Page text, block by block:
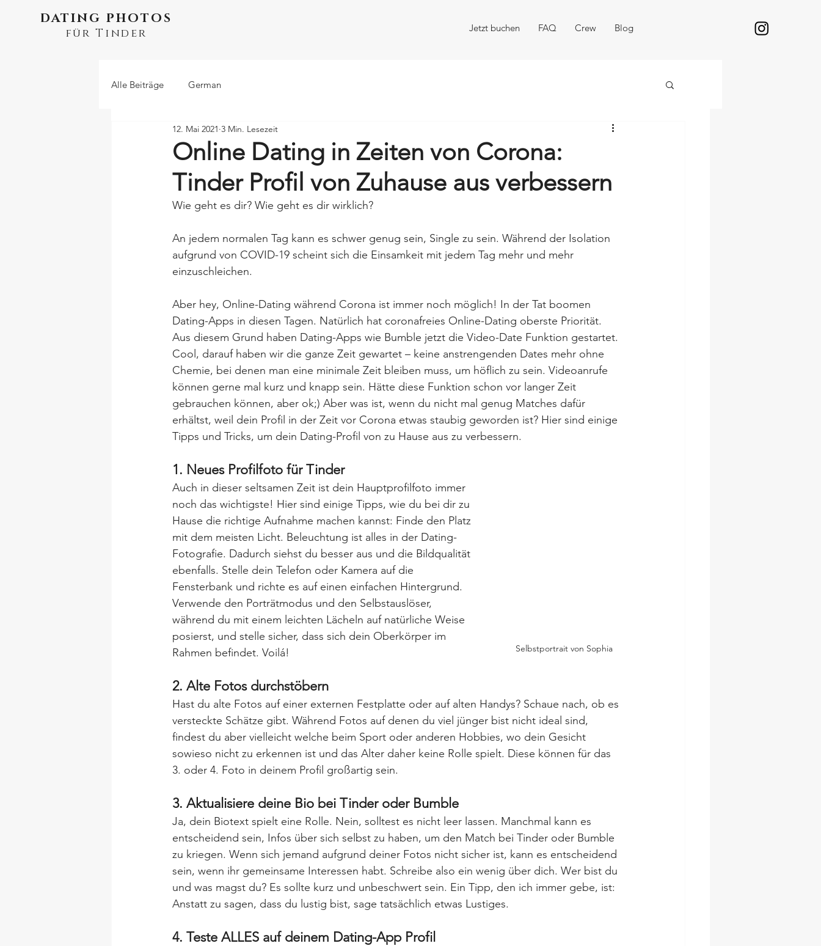
DATING PHOTOS
für Tinder Jetzt buchen FAQ Crew Blog
Alle Beiträge German
Online Dating in Zeiten von Corona:
Tinder Profil von Zuhause aus verbessern
12. Mai 2021 3 Min. Lesezeit
Wie geht es dir? Wie geht es dir wirklich?
An jedem normalen Tag kann es schwer genug sein, Single zu sein. Während der Isolation
aufgrund von COVID-19 scheint sich die Einsamkeit mit jedem Tag mehr und mehr
einzuschleichen.
Aber hey, Online-Dating während Corona ist immer noch möglich! In der Tat boomen
Dating-Apps in diesen Tagen. Natürlich hat coronafreies Online-Dating oberste Priorität.
Aus diesem Grund haben Dating-Apps wie Bumble jetzt die Video-Date Funktion gestartet.
Cool, darauf haben wir die ganze Zeit gewartet – keine anstrengenden Dates mehr ohne
Chemie, bei denen man eine minimale Zeit bleiben muss, um höflich zu sein. Videoanrufe
können gerne mal kurz und knapp sein. Hätte diese Funktion schon vor langer Zeit
gebrauchen können, aber ok;) Aber was ist, wenn du nicht mal genug Matches dafür
erhältst, weil dein Profil in der Zeit vor Corona etwas staubig geworden ist? Hier sind einige
Tipps und Tricks, um dein Dating-Profil von zu Hause aus zu verbessern.
1. Neues Profilfoto für Tinder
Selbstportrait von Sophia
Auch in dieser seltsamen Zeit ist dein Hauptprofilfoto immer
noch das wichtigste! Hier sind einige Tipps, wie du bei dir zu
Hause die richtige Aufnahme machen kannst: Finde den Platz
mit dem meisten Licht. Beleuchtung ist alles in der Dating-
Fotografie. Dadurch siehst du besser aus und die Bildqualität
ebenfalls. Stelle dein Telefon oder Kamera auf die
Fensterbank und richte es auf einen einfachen Hintergrund.
Verwende den Porträtmodus und den Selbstauslöser,
während du mit einem leichten Lächeln auf natürliche Weise
posierst, und stelle sicher, dass sich dein Oberkörper im
Rahmen befindet. Voilá!
2. Alte Fotos durchstöbern
Hast du alte Fotos auf einer externen Festplatte oder auf alten Handys? Schaue nach, ob es
versteckte Schätze gibt. Während Fotos auf denen du viel jünger bist nicht ideal sind,
findest du aber vielleicht welche beim Sport oder anderen Hobbies, wo dein Gesicht
sowieso nicht zu erkennen ist und das Alter daher keine Rolle spielt. Diese können für das
3. oder 4. Foto in deinem Profil großartig sein.
3. Aktualisiere deine Bio bei Tinder oder Bumble
Ja, dein Biotext spielt eine Rolle. Nein, solltest es nicht leer lassen. Manchmal kann es
entscheidend sein, Infos über sich selbst zu haben, um den Match bei Tinder oder Bumble
zu kriegen. Wenn sich jemand aufgrund deiner Fotos nicht sicher ist, kann es entscheidend
sein, wenn ihr gemeinsame Interessen habt. Schreibe also ein wenig über dich. Wer bist du
und was magst du? Es sollte kurz und unbeschwert sein. Ein Tipp, den ich immer gebe, ist:
Anstatt zu sagen, dass du lustig bist, sage tatsächlich etwas Lustiges.
4. Teste ALLES auf deinem Dating-App Profil